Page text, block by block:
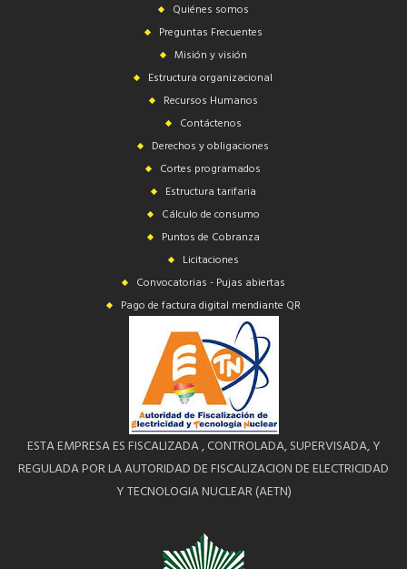
Quiénes somos
Preguntas Frecuentes
Misión y visión
Estructura organizacional
Recursos Humanos
Contáctenos
Derechos y obligaciones
Cortes programados
Estructura tarifaria
Cálculo de consumo
Puntos de Cobranza
Licitaciones
Convocatorias - Pujas abiertas
Pago de factura digital mendiante QR
ESTA EMPRESA ES FISCALIZADA , CONTROLADA, SUPERVISADA, Y
REGULADA POR LA AUTORIDAD DE FISCALIZACION DE ELECTRICIDAD
Y TECNOLOGIA NUCLEAR (AETN)